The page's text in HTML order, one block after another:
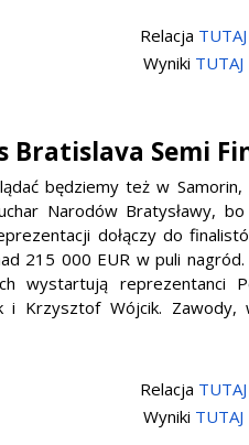
Relacja TUTAJ
Wyniki TUTAJ
Bratislava Semi
będziemy też w
Narodów Bratysławy,
dołączy do
215 000 EUR w puli
wystartują reprezentanci
i Krzysztof Wójcik.
Relacja TUTAJ
Wyniki TUTAJ